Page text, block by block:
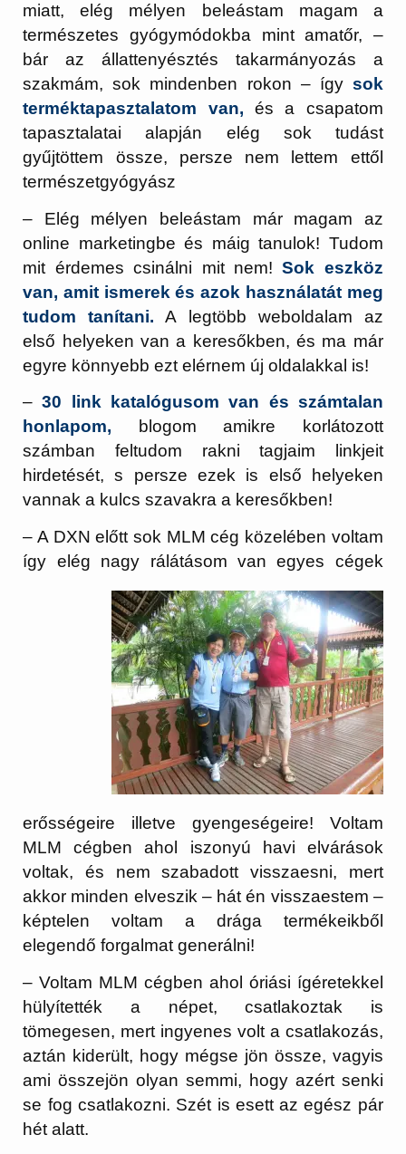
miatt, elég mélyen beleástam magam a
természetes gyógymódokba mint amatőr, –
bár az állattenyésztés takarmányozás a
szakmám, sok mindenben rokon – így sok
terméktapasztalatom van,
és a csapatom
tapasztalatai alapján elég sok tudást
gyűjtöttem össze, persze nem lettem ettől
természetgyógyász
– Elég mélyen beleástam már magam az
online marketingbe és máig tanulok! Tudom
mit érdemes csinálni mit nem!Sok eszköz
van, amit ismerek és azok használatát meg
tudom tanítani. A legtöbb weboldalam az
első helyeken van a keresőkben, és ma már
egyre könnyebb ezt elérnem új oldalakkal is!
–30 link katalógusom van és számtalan
honlapom, blogom amikre korlátozott
számban feltudom rakni tagjaim linkjeit
hirdetését, s persze ezek is első helyeken
vannak a kulcs szavakra a keresőkben!
– A DXN előtt sok MLM cég közelében voltam
így elég nagy rálátásom van egyes cégek
erősségeire illetve gyengeségeire! Voltam
MLM cégben ahol iszonyú havi elvárások
voltak, és nem szabadott visszaesni, mert
akkor minden elveszik – hát én visszaestem –
képtelen voltam a drága termékeikből
elegendő forgalmat generálni!
– Voltam MLM cégben ahol óriási ígéretekkel
hülyítették a népet, csatlakoztak is
tömegesen, mert ingyenes volt a csatlakozás,
aztán kiderült, hogy mégse jön össze, vagyis
ami összejön olyan semmi, hogy azért senki
se fog csatlakozni. Szét is esett az egész pár
hét alatt.